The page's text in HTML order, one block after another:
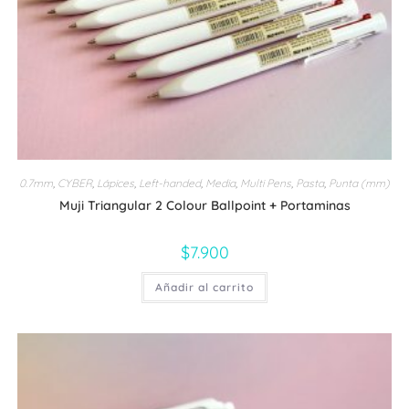
0.7mm, CYBER, Lápices, Left-handed, Media, Multi Pens, Pasta, Punta (mm)
Muji Triangular 2 Colour Ballpoint + Portaminas
$7.900
Añadir al carrito